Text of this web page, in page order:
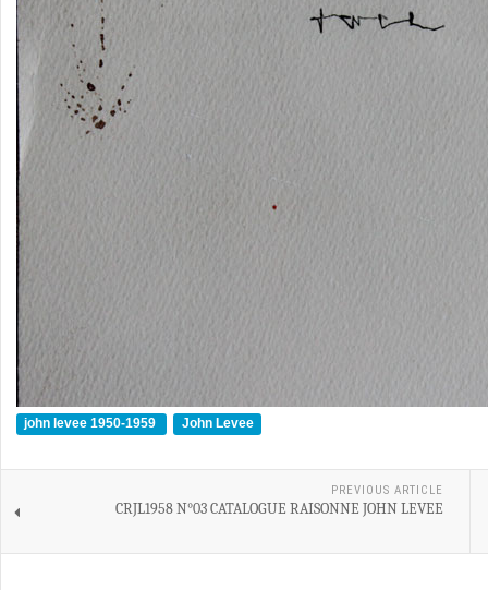
john levee 1950-1959 John Levee
PREVIOUS ARTICLE
CRJL1958 N°03 CATALOGUE RAISONNE JOHN LEVEE